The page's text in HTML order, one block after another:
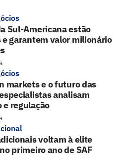
Sul-Americana estão
garantem valor milionário
markets e o futuro das
analisam
e regulação
voltam à elite
primeiro ano de SAF